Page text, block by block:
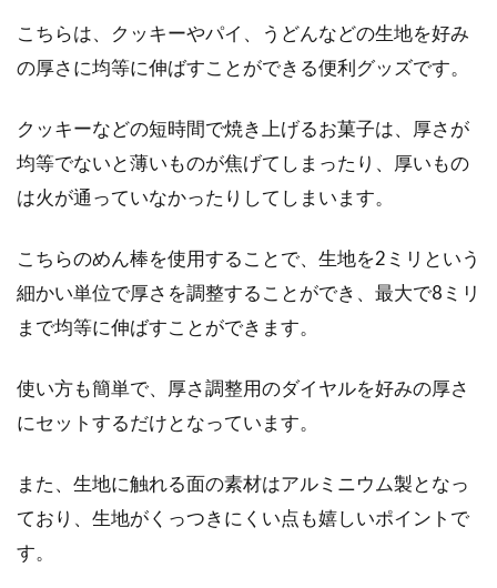
さの目安はどれくらい？
カーテンを購入する際に、まずは、どれくらい
けません。...
方などの難点を紐解く！
トが注目されています。勉強机に置くだけで、
雰囲気が...
こちらは、クッキーやパイ、うどんなどの生地を好み
の厚さに均等に伸ばすことができる便利グッズです。
クッキーなどの短時間で焼き上げるお菓子は、厚さが
均等でないと薄いものが焦げてしまったり、厚いもの
は火が通っていなかったりしてしまいます。
こちらのめん棒を使用することで、生地を2ミリという
細かい単位で厚さを調整することができ、最大で8ミリ
まで均等に伸ばすことができます。
使い方も簡単で、厚さ調整用のダイヤルを好みの厚さ
にセットするだけとなっています。
また、生地に触れる面の素材はアルミニウム製となっ
ており、生地がくっつきにくい点も嬉しいポイントで
す。